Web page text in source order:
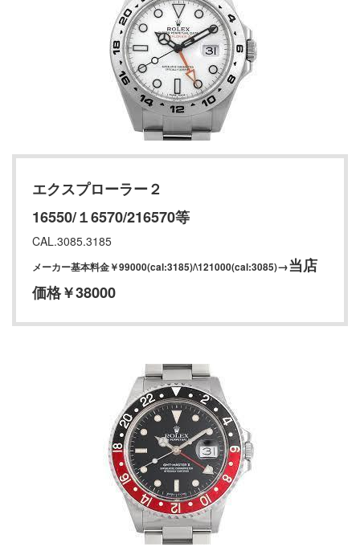
エクスプローラー２
16550/１6570/216570等
CAL.3085.3185
メーカー基本料金￥99000(cal:3185)/\121000(cal:3085)→当店
価格￥38000